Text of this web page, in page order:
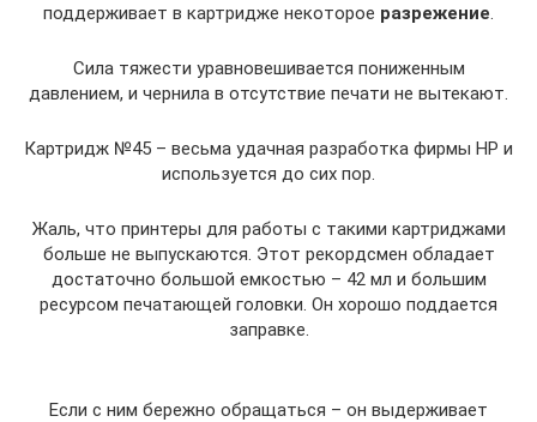
поддерживает в картридже некоторое разрежение
Сила тяжести уравновешивается пониженным
давлением, и чернила в отсутствие печати не вытекают.
Картридж №45 – весьма удачная разработка фирмы НР и
используется до сих пор.
Жаль, что принтеры для работы с такими картриджами
больше не выпускаются. Этот рекордсмен обладает
достаточно большой емкостью – 42 мл и большим
ресурсом печатающей головки. Он хорошо поддается
заправке.
Если с ним бережно обращаться – он выдерживает